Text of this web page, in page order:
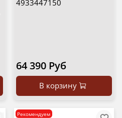
4933447150
64 390 Руб
В корзину
Рекомендуем